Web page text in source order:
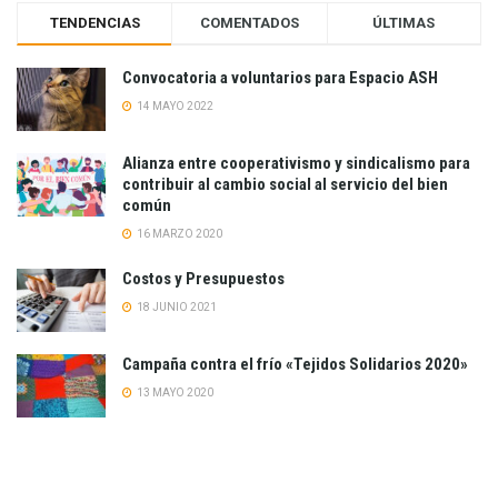
TENDENCIAS COMENTADOS ÚLTIMAS
Convocatoria a voluntarios para Espacio ASH
14 MAYO 2022
Alianza entre cooperativismo y sindicalismo para
contribuir al cambio social al servicio del bien
común
16 MARZO 2020
Costos y Presupuestos
18 JUNIO 2021
Campaña contra el frío «Tejidos Solidarios 2020»
13 MAYO 2020